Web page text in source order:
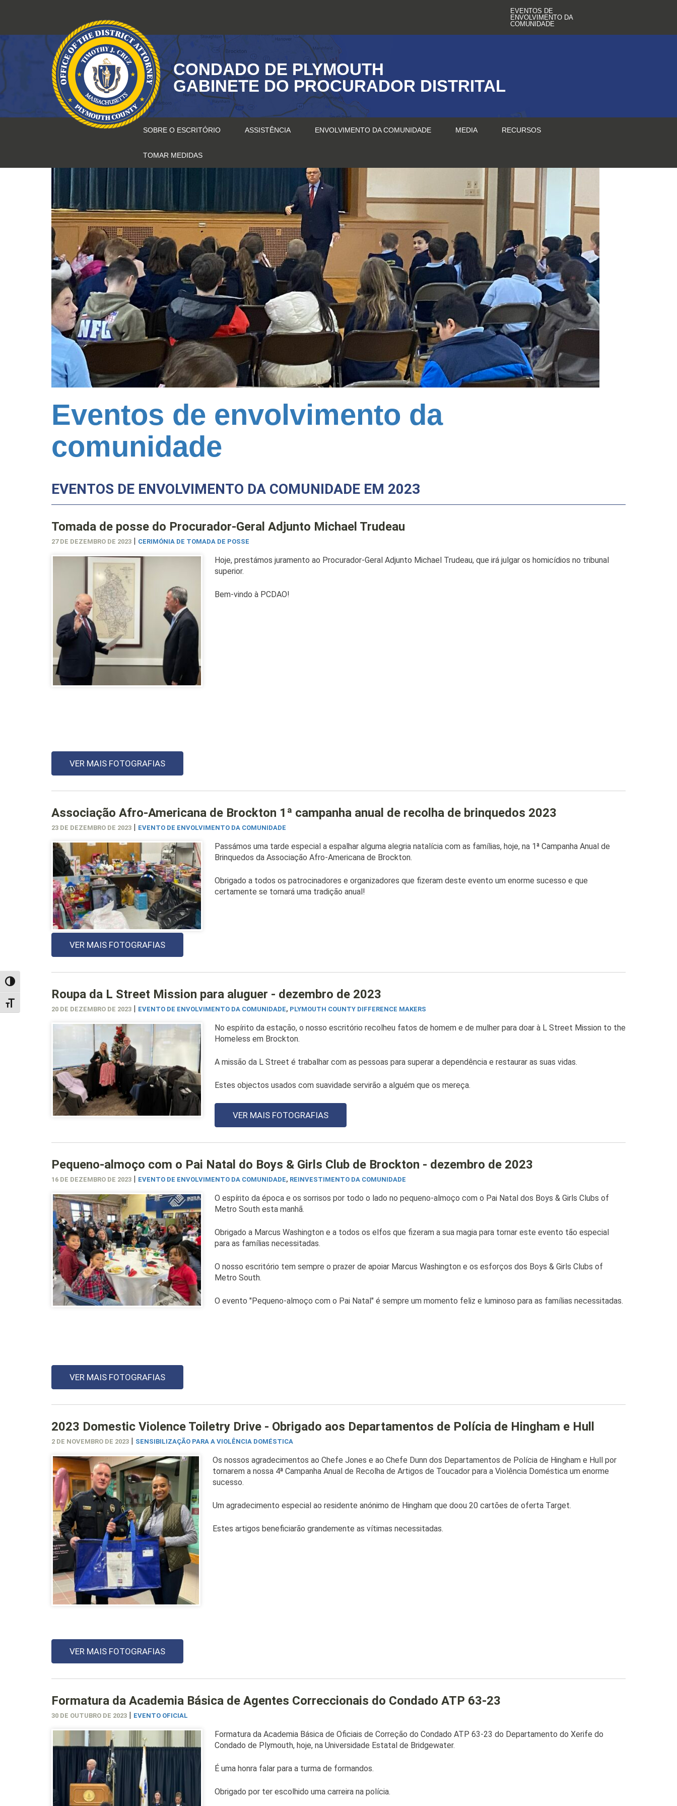
TOGGLE HIGH CONTRAST
TOGGLE FONT SIZE
conteúdo
EVENTOS DE
ENVOLVIMENTO DA
COMUNIDADE
CONDADO DE PLYMOUTH
GABINETE DO PROCURADOR DISTRITAL
SOBRE O ESCRITÓRIO ASSISTÊNCIA ENVOLVIMENTO DA COMUNIDADE MEDIA RECURSOS
TOMAR MEDIDAS
Eventos de envolvimento da
comunidade
EVENTOS DE ENVOLVIMENTO DA COMUNIDADE EM 2023
Tomada de posse do Procurador-Geral Adjunto Michael Trudeau
27 DE DEZEMBRO DE 2023 | CERIMÓNIA DE TOMADA DE POSSE
Hoje, prestámos juramento ao Procurador-Geral Adjunto Michael Trudeau, que irá julgar os homicídios no tribunal
superior.
Bem-vindo à PCDAO!
VER MAIS FOTOGRAFIAS
Associação Afro-Americana de Brockton 1ª campanha anual de recolha de brinquedos 2023
23 DE DEZEMBRO DE 2023 | EVENTO DE ENVOLVIMENTO DA COMUNIDADE
Passámos uma tarde especial a espalhar alguma alegria natalícia com as famílias, hoje, na 1ª Campanha Anual de
Brinquedos da Associação Afro-Americana de Brockton.
Obrigado a todos os patrocinadores e organizadores que fizeram deste evento um enorme sucesso e que
certamente se tornará uma tradição anual!
VER MAIS FOTOGRAFIAS
Roupa da L Street Mission para aluguer - dezembro de 2023
20 DE DEZEMBRO DE 2023 | EVENTO DE ENVOLVIMENTO DA COMUNIDADE, PLYMOUTH COUNTY DIFFERENCE MAKERS
No espírito da estação, o nosso escritório recolheu fatos de homem e de mulher para doar à L Street Mission to the
Homeless em Brockton.
A missão da L Street é trabalhar com as pessoas para superar a dependência e restaurar as suas vidas.
Estes objectos usados com suavidade servirão a alguém que os mereça.
VER MAIS FOTOGRAFIAS
Pequeno-almoço com o Pai Natal do Boys & Girls Club de Brockton - dezembro de 2023
16 DE DEZEMBRO DE 2023 | EVENTO DE ENVOLVIMENTO DA COMUNIDADE, REINVESTIMENTO DA COMUNIDADE
O espírito da época e os sorrisos por todo o lado no pequeno-almoço com o Pai Natal dos Boys & Girls Clubs of
Metro South esta manhã.
Obrigado a Marcus Washington e a todos os elfos que fizeram a sua magia para tornar este evento tão especial
para as famílias necessitadas.
O nosso escritório tem sempre o prazer de apoiar Marcus Washington e os esforços dos Boys & Girls Clubs of
Metro South.
O evento "Pequeno-almoço com o Pai Natal" é sempre um momento feliz e luminoso para as famílias necessitadas.
VER MAIS FOTOGRAFIAS
2023 Domestic Violence Toiletry Drive - Obrigado aos Departamentos de Polícia de Hingham e Hull
2 DE NOVEMBRO DE 2023 | SENSIBILIZAÇÃO PARA A VIOLÊNCIA DOMÉSTICA
Os nossos agradecimentos ao Chefe Jones e ao Chefe Dunn dos Departamentos de Polícia de Hingham e Hull por
tornarem a nossa 4ª Campanha Anual de Recolha de Artigos de Toucador para a Violência Doméstica um enorme
sucesso.
Um agradecimento especial ao residente anónimo de Hingham que doou 20 cartões de oferta Target.
Estes artigos beneficiarão grandemente as vítimas necessitadas.
VER MAIS FOTOGRAFIAS
Formatura da Academia Básica de Agentes Correccionais do Condado ATP 63-23
30 DE OUTUBRO DE 2023 | EVENTO OFICIAL
Formatura da Academia Básica de Oficiais de Correção do Condado ATP 63-23 do Departamento do Xerife do
Condado de Plymouth, hoje, na Universidade Estatal de Bridgewater.
É uma honra falar para a turma de formandos.
Obrigado por ter escolhido uma carreira na polícia.